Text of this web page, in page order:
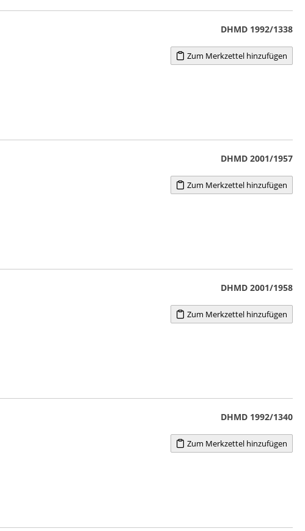
DHMD 1992/1338
Zum Merkzettel hinzufügen
DHMD 2001/1957
Zum Merkzettel hinzufügen
DHMD 2001/1958
Zum Merkzettel hinzufügen
DHMD 1992/1340
Zum Merkzettel hinzufügen